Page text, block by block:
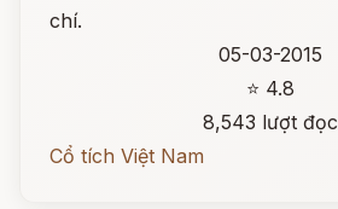
chí.
05-03-2015
⭐ 4.8
8,543 lượt đọc
Cổ tích Việt Nam